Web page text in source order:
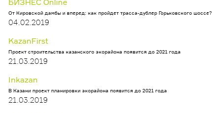
БИЗНЕС Online
От Кировской дамбы и вперед: как пройдет трасса-дублер Горьковского шоссе?
04.02.2019
KazanFirst
Проект строительства казанского экорайона появится до 2021 года
21.03.2019
Inkazan
В Казани проект планировки экорайона появится до 2021 года
21.03.2019